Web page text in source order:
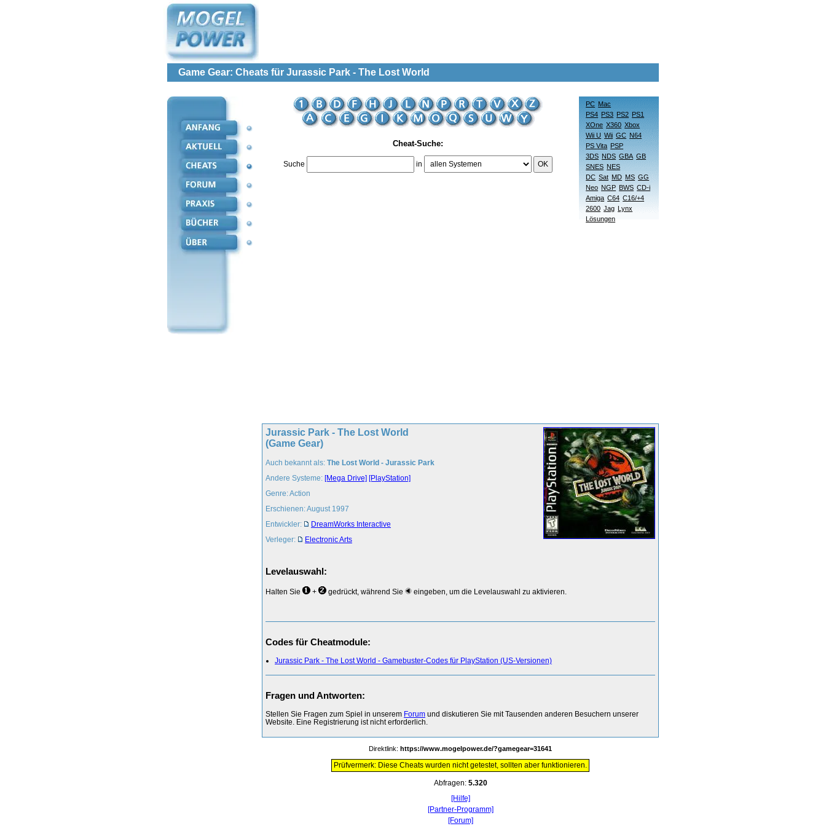
Game Gear: Cheats für Jurassic Park - The Lost World
Cheat-Suche:
Suche in OK
PC Mac
PS4 PS3 PS2 PS1
XOne X360 Xbox
Wii U Wii GC N64
PS Vita PSP
3DS NDS GBA GB
SNES NES
DC Sat MD MS GG
Neo NGP BWS CD-i
Amiga C64 C16/+4
2600 Jag Lynx
Lösungen
Jurassic Park - The Lost World
(Game Gear)
Auch bekannt als: The Lost World - Jurassic Park
Andere Systeme: [Mega Drive] [PlayStation]
Genre: Action
Erschienen: August 1997
Entwickler:
DreamWorks Interactive
Verleger:
Electronic Arts
Levelauswahl:
Halten Sie + gedrückt, während Sie eingeben, um die Levelauswahl zu aktivieren.
Codes für Cheatmodule:
Jurassic Park - The Lost World - Gamebuster-Codes für PlayStation (US-Versionen)
Fragen und Antworten:
Stellen Sie Fragen zum Spiel in unserem Forum und diskutieren Sie mit Tausenden anderen Besuchern unserer
Website. Eine Registrierung ist nicht erforderlich.
Direktlink: https://www.mogelpower.de/?gamegear=31641
Prüfvermerk: Diese Cheats wurden nicht getestet, sollten aber funktionieren.
Abfragen: 5.320
[Hilfe]
[Partner-Programm]
[Forum]